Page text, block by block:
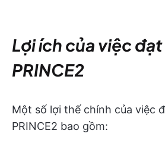
Lợi ích của việc
PRINCE2
Một số lợi thế chính của việc
PRINCE2 bao gồm: